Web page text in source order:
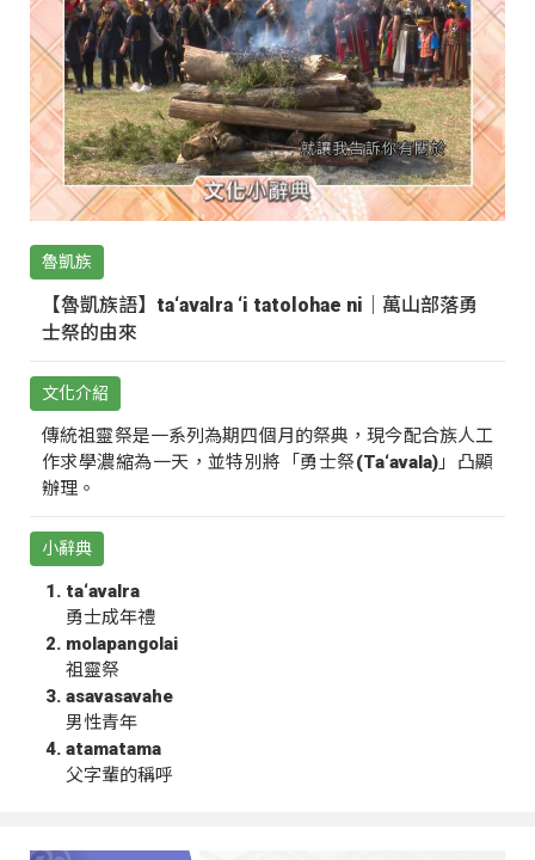
魯凱族
【魯凱族語】ta‘avalra ‘i tatolohae ni｜萬山部落勇
士祭的由來
文化介紹
傳統祖靈祭是一系列為期四個月的祭典，現今配合族人工
作求學濃縮為一天，並特別將「勇士祭(Ta‘avala)」凸顯
辦理。
小辭典
ta‘avalra
勇士成年禮
molapangolai
祖靈祭
asavasavahe
男性青年
atamatama
父字輩的稱呼